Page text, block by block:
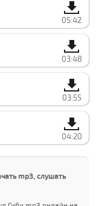
05:42
03:48
03:55
04:20
mp3, слушать